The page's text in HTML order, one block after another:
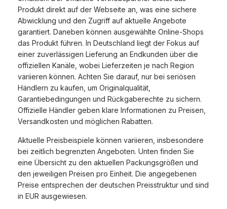
Produkt direkt auf der Webseite an, was eine sichere
Abwicklung und den Zugriff auf aktuelle Angebote
garantiert. Daneben können ausgewählte Online-Shops
das Produkt führen. In Deutschland liegt der Fokus auf
einer zuverlässigen Lieferung an Endkunden über die
offiziellen Kanäle, wobei Lieferzeiten je nach Region
variieren können. Achten Sie darauf, nur bei seriösen
Händlern zu kaufen, um Originalqualität,
Garantiebedingungen und Rückgaberechte zu sichern.
Offizielle Händler geben klare Informationen zu Preisen,
Versandkosten und möglichen Rabatten.
Aktuelle Preisbeispiele können variieren, insbesondere
bei zeitlich begrenzten Angeboten. Unten finden Sie
eine Übersicht zu den aktuellen Packungsgrößen und
den jeweiligen Preisen pro Einheit. Die angegebenen
Preise entsprechen der deutschen Preisstruktur und sind
in EUR ausgewiesen.